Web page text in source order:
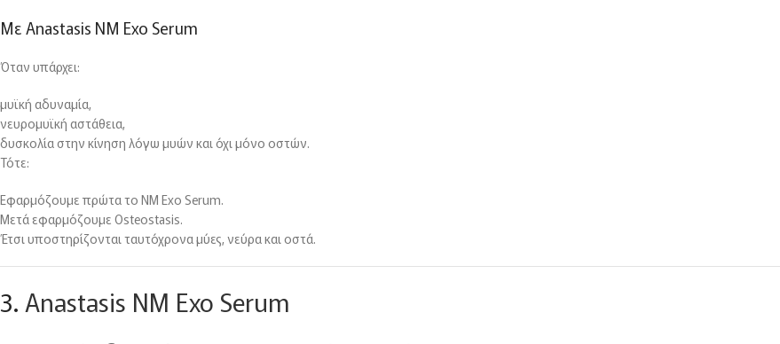
Με Anastasis NM Exo Serum
Όταν υπάρχει:
μυϊκή αδυναμία,
νευρομυϊκή αστάθεια,
δυσκολία στην κίνηση λόγω μυών και όχι μόνο οστών.
Τότε:
Εφαρμόζουμε πρώτα το NM Exo Serum.
Μετά εφαρμόζουμε Osteostasis.
Έτσι υποστηρίζονται ταυτόχρονα μύες, νεύρα και οστά.
3. Anastasis NM Exo Serum